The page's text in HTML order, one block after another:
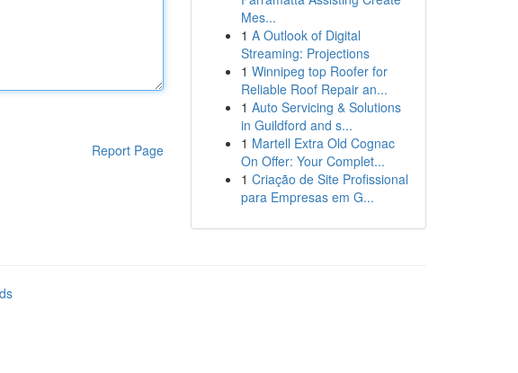
Report Page
Mes...
1 A Outlook of Digital
Streaming: Projections
1 Winnipeg top Roofer for
Reliable Roof Repair an...
1 Auto Servicing & Solutions
in Guildford and s...
1 Martell Extra Old Cognac
On Offer: Your Complet...
1 Criação de Site Profissional
para Empresas em G...